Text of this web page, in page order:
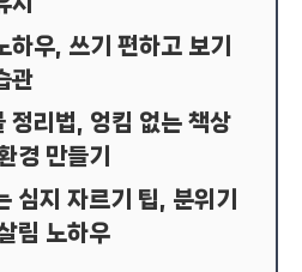
하우, 쓰기 편하고 보기
관
정리법, 엉킴 없는 책상
경 만들기
심지 자르기 팁, 분위기
림 노하우